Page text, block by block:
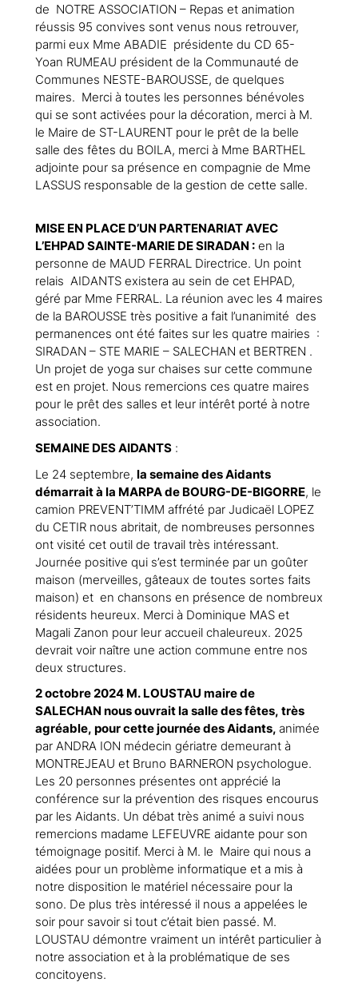
de NOTRE ASSOCIATION – Repas et animation
réussis 95 convives sont venus nous retrouver,
parmi eux Mme ABADIE présidente du CD 65-
Yoan RUMEAU président de la Communauté de
Communes NESTE-BAROUSSE, de quelques
maires. Merci à toutes les personnes bénévoles
qui se sont activées pour la décoration, merci à M.
le Maire de ST-LAURENT pour le prêt de la belle
salle des fêtes du BOILA, merci à Mme BARTHEL
adjointe pour sa présence en compagnie de Mme
LASSUS responsable de la gestion de cette salle.
MISE EN PLACE D’UN PARTENARIAT AVEC
L’EHPAD SAINTE-MARIE DE SIRADAN :en la
personne de MAUD FERRAL Directrice. Un point
relais AIDANTS existera au sein de cet EHPAD,
géré par Mme FERRAL. La réunion avec les 4 maires
de la BAROUSSE très positive a fait l’unanimité des
permanences ont été faites sur les quatre mairies :
SIRADAN – STE MARIE – SALECHAN et BERTREN .
Un projet de yoga sur chaises sur cette commune
est en projet. Nous remercions ces quatre maires
pour le prêt des salles et leur intérêt porté à notre
association.
SEMAINE DES AIDANTS:
Le 24 septembre, la semaine des Aidants
démarrait à la MARPA de BOURG-DE-BIGORRE, le
camion PREVENT’TIMM affrété par Judicaël LOPEZ
du CETIR nous abritait, de nombreuses personnes
ont visité cet outil de travail très intéressant.
Journée positive qui s’est terminée par un goûter
maison (merveilles, gâteaux de toutes sortes faits
maison) et en chansons en présence de nombreux
résidents heureux. Merci à Dominique MAS et
Magali Zanon pour leur accueil chaleureux. 2025
devrait voir naître une action commune entre nos
deux structures.
2 octobre 2024 M. LOUSTAU maire de
SALECHAN nous ouvrait la salle des fêtes, très
agréable, pour cette journée des Aidants, animée
par ANDRA ION médecin gériatre demeurant à
MONTREJEAU et Bruno BARNERON psychologue.
Les 20 personnes présentes ont apprécié la
conférence sur la prévention des risques encourus
par les Aidants. Un débat très animé a suivi nous
remercions madame LEFEUVRE aidante pour son
témoignage positif. Merci à M. le Maire qui nous a
aidées pour un problème informatique et a mis à
notre disposition le matériel nécessaire pour la
sono. De plus très intéressé il nous a appelées le
soir pour savoir si tout c’était bien passé. M.
LOUSTAU démontre vraiment un intérêt particulier à
notre association et à la problématique de ses
concitoyens.